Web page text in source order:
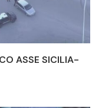
ASSE SICILIA-